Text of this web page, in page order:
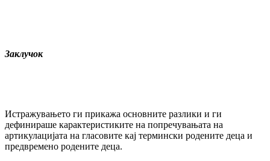
Заклучок
Истражувањето ги прикажа основните разлики и ги
дефинираше карактеристиките на попречувањата на
артикулацијата на гласовите кај термински родените деца и
предвремено родените деца.